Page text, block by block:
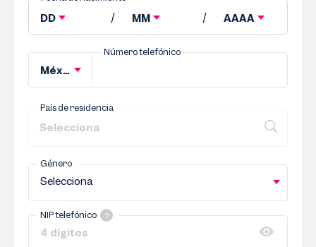
DD / MM / AAAA
México (+52)
Número telefónico
País de residencia
Género
Selecciona
NIP telefónico